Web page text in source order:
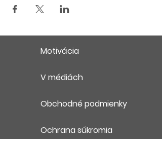
Motivácia
V médiách
Obchodné podmienky
Ochrana súkromia